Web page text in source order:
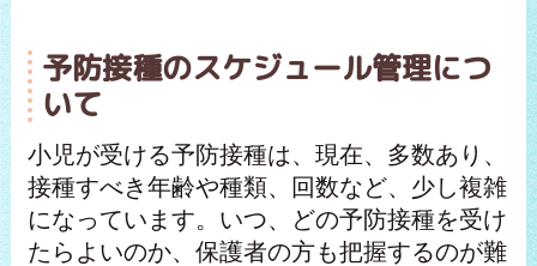
予防接種のスケジュール管理につ
いて
小児が受ける予防接種は、現在、多数あり、
接種すべき年齢や種類、回数など、少し複雑
になっています。いつ、どの予防接種を受け
たらよいのか、保護者の方も把握するのが難